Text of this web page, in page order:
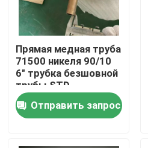
Дом
Товары
Прямая медная труба
71500 никеля 90/10
6" трубка безшовной
трубы STD
Отправить запрос